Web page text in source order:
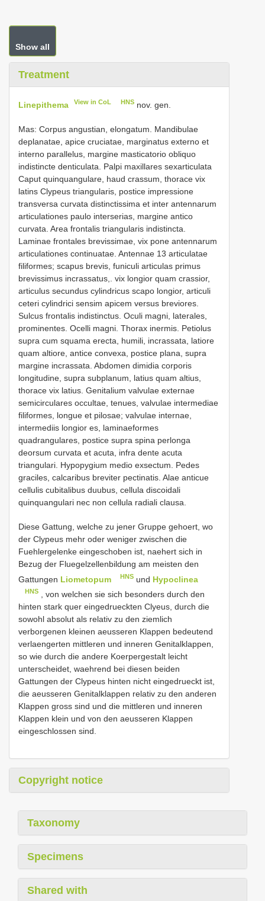
Show all
Treatment
Linepithema View in CoL HNSnov. gen.
Mas: Corpus angustian, elongatum. Mandibulae
deplanatae, apice cruciatae, marginatus externo et
interno parallelus, margine masticatorio obliquo
indistincte denticulata. Palpi maxillares sexarticulata
Caput quinquangulare, haud crassum, thorace vix
latins Clypeus triangularis, postice impressione
transversa curvata distinctissima et inter antennarum
articulationes paulo interserias, margine antico
curvata. Area frontalis triangularis indistincta.
Laminae frontales brevissimae, vix pone antennarum
articulationes continuatae. Antennae 13 articulatae
filiformes; scapus brevis, funiculi articulas primus
brevissimus incrassatus,. vix longior quam crassior,
articulus secundus cylindricus scapo longior, articuli
ceteri cylindrici sensim apicem versus breviores.
Sulcus frontalis indistinctus. Oculi magni, laterales,
prominentes. Ocelli magni. Thorax inermis. Petiolus
supra cum squama erecta, humili, incrassata, latiore
quam altiore, antice convexa, postice plana, supra
margine incrassata. Abdomen dimidia corporis
longitudine, supra subplanum, latius quam altius,
thorace vix latius. Genitalium valvulae externae
semicirculares occultae, tenues, valvulae intermediae
filiformes, longue et pilosae; valvulae internae,
intermediis longior es, laminaeformes
quadrangulares, postice supra spina perlonga
deorsum curvata et acuta, infra dente acuta
triangulari. Hypopygium medio exsectum. Pedes
graciles, calcaribus breviter pectinatis. Alae anticue
cellulis cubitalibus duubus, cellula discoidali
quinquangulari nec non cellula radiali clausa.
Diese Gattung, welche zu jener Gruppe gehoert, wo
der Clypeus mehr oder weniger zwischen die
Fuehlergelenke eingeschoben ist, naehert sich in
Bezug der Fluegelzellenbildung am meisten den
Gattungen Liometopum HNS und Hypoclinea
HNS
, von welchen sie sich besonders durch den
hinten stark quer eingedrueckten Clyeus, durch die
sowohl absolut als relativ zu den ziemlich
verborgenen kleinen aeusseren Klappen bedeutend
verlaengerten mittleren und inneren Genitalklappen,
so wie durch die andere Koerpergestalt leicht
unterscheidet, waehrend bei diesen beiden
Gattungen der Clypeus hinten nicht eingedrueckt ist,
die aeusseren Genitalklappen relativ zu den anderen
Klappen gross sind und die mittleren und inneren
Klappen klein und von den aeusseren Klappen
eingeschlossen sind.
Copyright notice
Taxonomy
Specimens
Shared with